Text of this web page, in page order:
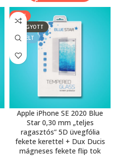
SALE
ELFOGYOTT
KIEMELT
Apple iPhone SE 2020 Blue
Star 0,30 mm „teljes
ragasztós” 5D üvegfólia
fekete kerettel + Dux Ducis
mágneses fekete flip tok